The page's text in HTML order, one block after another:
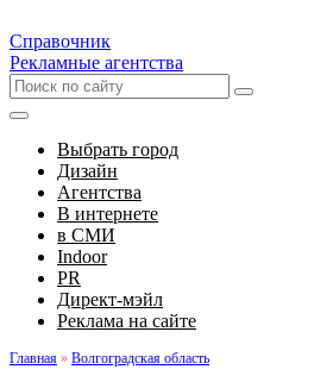
Справочник
Рекламные агентства
Выбрать город
Дизайн
Агентства
В интернете
в СМИ
Indoor
PR
Директ-мэйл
Реклама на сайте
Главная » Волгоградская область